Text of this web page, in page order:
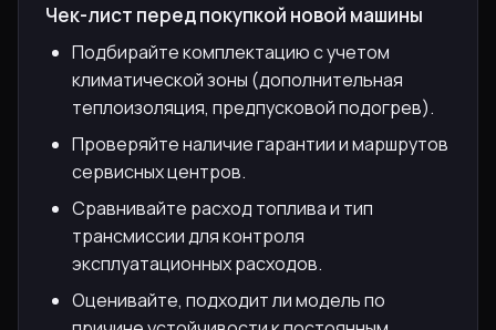
Чек-лист перед покупкой новой машины
Подбирайте комплектацию с учетом
климатической зоны (дополнительная
теплоизоляция, предпусковой подогрев).
Проверяйте наличие гарантии и маршрутов
сервисных центров.
Сравнивайте расход топлива и тип
трансмиссии для контроля
эксплуатационных расходов.
Оценивайте, подходит ли модель по